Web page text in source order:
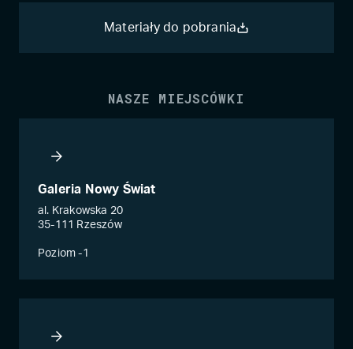
Materiały do pobrania
NASZE MIEJSCÓWKI
Galeria Nowy Świat
al. Krakowska 20
35-111 Rzeszów
Poziom -1